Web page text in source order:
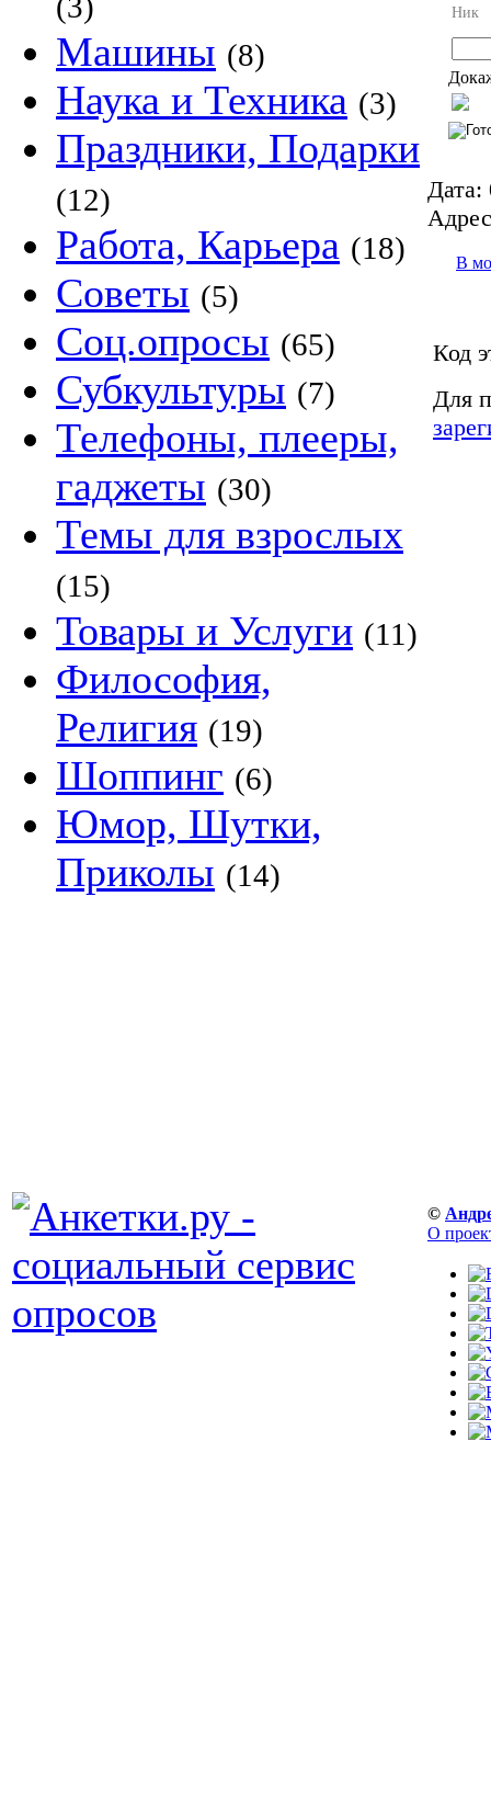
Машины (8)
Наука и Техника (3)
Праздники, Подарки
(12)
Работа, Карьера (18)
Советы (5)
Соц.опросы (65)
Субкультуры (7)
Телефоны, плееры,
гаджеты (30)
Темы для взрослых
(15)
Товары и Услуги (11)
Философия,
Религия (19)
Шоппинг (6)
Юмор, Шутки,
Приколы (14)
Ник
Дата:
В
Код
Для
©
О